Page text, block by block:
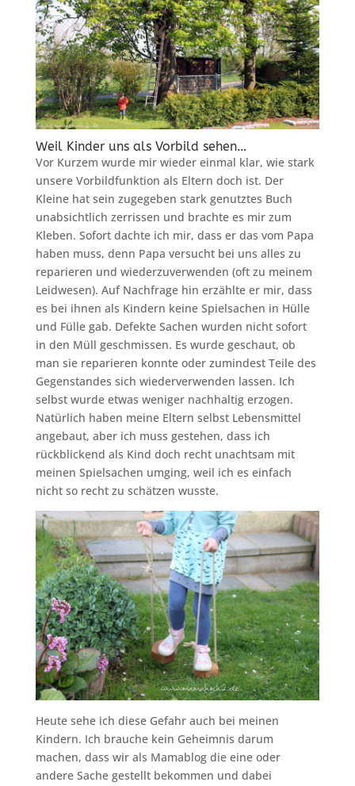
Weil Kinder uns als Vorbild sehen…
Vor Kurzem wurde mir wieder einmal klar, wie stark
unsere Vorbildfunktion als Eltern doch ist. Der
Kleine hat sein zugegeben stark genutztes Buch
unabsichtlich zerrissen und brachte es mir zum
Kleben. Sofort dachte ich mir, dass er das vom Papa
haben muss, denn Papa versucht bei uns alles zu
reparieren und wiederzuverwenden (oft zu meinem
Leidwesen). Auf Nachfrage hin erzählte er mir, dass
es bei ihnen als Kindern keine Spielsachen in Hülle
und Fülle gab. Defekte Sachen wurden nicht sofort
in den Müll geschmissen. Es wurde geschaut, ob
man sie reparieren konnte oder zumindest Teile des
Gegenstandes sich wiederverwenden lassen. Ich
selbst wurde etwas weniger nachhaltig erzogen.
Natürlich haben meine Eltern selbst Lebensmittel
angebaut, aber ich muss gestehen, dass ich
rückblickend als Kind doch recht unachtsam mit
meinen Spielsachen umging, weil ich es einfach
nicht so recht zu schätzen wusste.
Heute sehe ich diese Gefahr auch bei meinen
Kindern. Ich brauche kein Geheimnis darum
machen, dass wir als Mamablog die eine oder
andere Sache gestellt bekommen und dabei